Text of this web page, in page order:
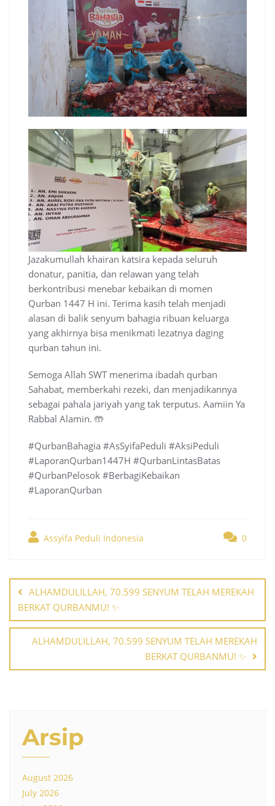
Jazakumullah khairan katsira kepada seluruh
donatur, panitia, dan relawan yang telah
berkontribusi menebar kebaikan di momen
Qurban 1447 H ini. Terima kasih telah menjadi
alasan di balik senyum bahagia ribuan keluarga
yang akhirnya bisa menikmati lezatnya daging
qurban tahun ini.
Semoga Allah SWT menerima ibadah qurban
Sahabat, memberkahi rezeki, dan menjadikannya
sebagai pahala jariyah yang tak terputus. Aamiin Ya
Rabbal Alamin. 🤲
#QurbanBahagia #AsSyifaPeduli #AksiPeduli
#LaporanQurban1447H #QurbanLintasBatas
#QurbanPelosok #BerbagiKebaikan
#LaporanQurban
Assyifa Peduli Indonesia 0
navigation
ALHAMDULILLAH, 70.599 SENYUM TELAH MEREKAH
BERKAT QURBANMU! ✨
ALHAMDULILLAH, 70.599 SENYUM TELAH MEREKAH
BERKAT QURBANMU! ✨
Arsip
August 2026
July 2026